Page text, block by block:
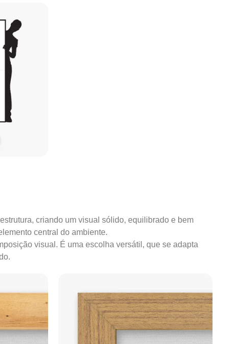
criando um visual sólido, equilibrado e bem
central do ambiente.
visual. É uma escolha versátil, que se adapta